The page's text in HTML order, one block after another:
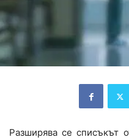
Разширява се списъкът